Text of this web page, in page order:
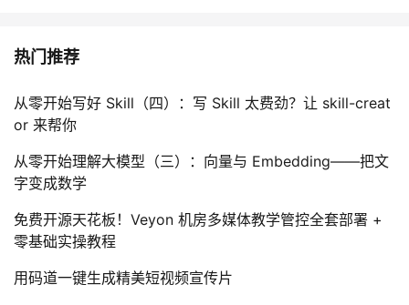
热门推荐
从零开始写好 Skill（四）：写 Skill 太费劲？让 skill-creat
or 来帮你
从零开始理解大模型（三）：向量与 Embedding——把文
字变成数学
免费开源天花板！Veyon 机房多媒体教学管控全套部署 +
零基础实操教程
用码道一键生成精美短视频宣传片